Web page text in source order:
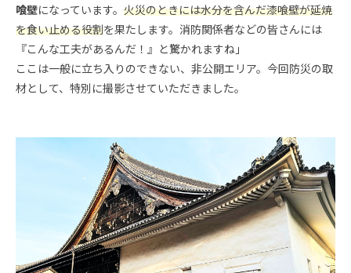
喰壁になっています。 火災のときには水分を含んだ漆喰壁が延焼
を食い止める役割を果たします。消防関係者などの皆さんには
『こんな工夫があるんだ！』と驚かれますね」
ここは一般に立ち入りのできない、非公開エリア。今回防災の取
材として、特別に撮影させていただきました。